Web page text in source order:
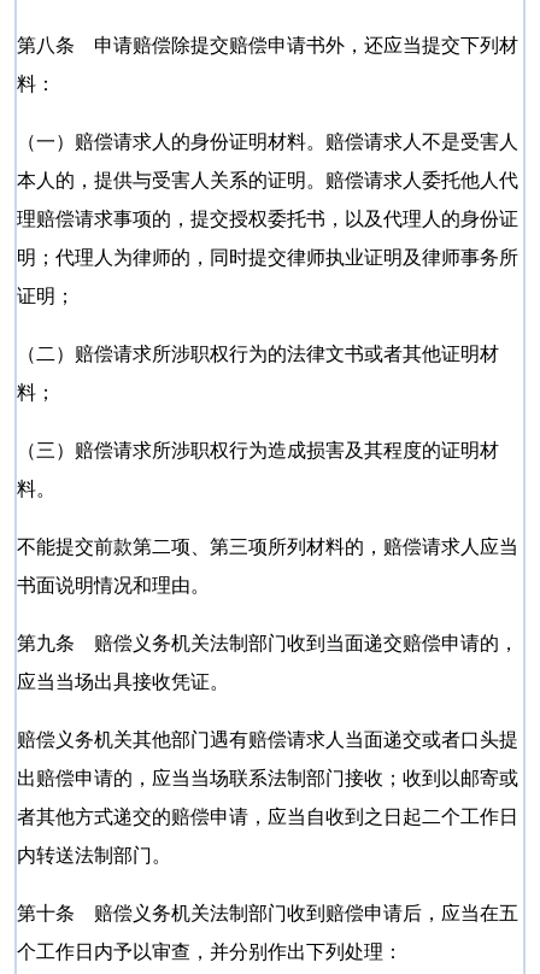
第八条 申请赔偿除提交赔偿申请书外，还应当提交下列材
料：
（一）赔偿请求人的身份证明材料。赔偿请求人不是受害人
本人的，提供与受害人关系的证明。赔偿请求人委托他人代
理赔偿请求事项的，提交授权委托书，以及代理人的身份证
明；代理人为律师的，同时提交律师执业证明及律师事务所
证明；
（二）赔偿请求所涉职权行为的法律文书或者其他证明材
料；
（三）赔偿请求所涉职权行为造成损害及其程度的证明材
料。
不能提交前款第二项、第三项所列材料的，赔偿请求人应当
书面说明情况和理由。
第九条 赔偿义务机关法制部门收到当面递交赔偿申请的，
应当当场出具接收凭证。
赔偿义务机关其他部门遇有赔偿请求人当面递交或者口头提
出赔偿申请的，应当当场联系法制部门接收；收到以邮寄或
者其他方式递交的赔偿申请，应当自收到之日起二个工作日
内转送法制部门。
第十条 赔偿义务机关法制部门收到赔偿申请后，应当在五
个工作日内予以审查，并分别作出下列处理：